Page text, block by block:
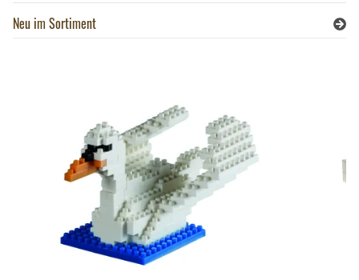
Neu im Sortiment